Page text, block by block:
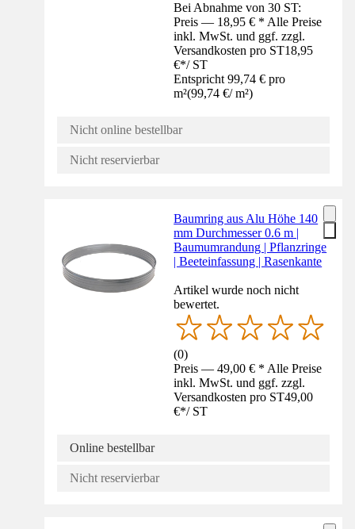
Bei Abnahme von 30 ST:
Preis — 18,95 € * Alle Preise
inkl. MwSt. und ggf. zzgl.
Versandkosten pro ST18,95
€*/ ST
Entspricht 99,74 € pro
m²(99,74 €/ m²)
Nicht online bestellbar
Nicht reservierbar
Baumring aus Alu Höhe 140
mm Durchmesser 0.6 m |
Baumumrandung | Pflanzringe
| Beeteinfassung | Rasenkante
Artikel wurde noch nicht
bewertet.
(0)
Preis — 49,00 € * Alle Preise
inkl. MwSt. und ggf. zzgl.
Versandkosten pro ST49,00
€*/ ST
Online bestellbar
Nicht reservierbar